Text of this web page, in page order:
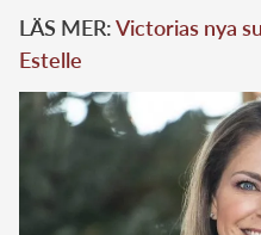
LÄS MER:Victorias nya
Estelle